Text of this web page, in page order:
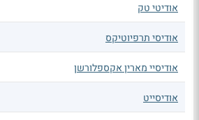
אודיטי טק
אודיסי תרפיוטיקס
אודיסיי מארין אקספלורשן
אודיסייט